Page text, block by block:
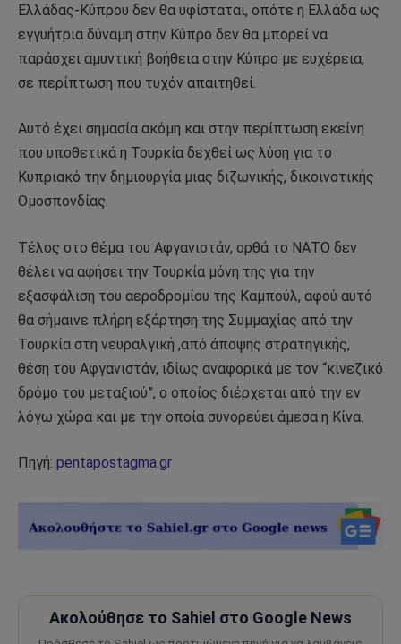
Ελλάδας-Κύπρου δεν θα υφίσταται, οπότε η Ελλάδα ως
εγγυήτρια δύναμη στην Κύπρο δεν θα μπορεί να
παράσχει αμυντική βοήθεια στην Κύπρο με ευχέρεια,
σε περίπτωση που τυχόν απαιτηθεί.
Αυτό έχει σημασία ακόμη και στην περίπτωση εκείνη
που υποθετικά η Τουρκία δεχθεί ως λύση για το
Κυπριακό την δημιουργία μιας διζωνικής, δικοινοτικής
Ομοσπονδίας.
Τέλος στο θέμα του Αφγανιστάν, ορθά το ΝΑΤΟ δεν
θέλει να αφήσει την Τουρκία μόνη της για την
εξασφάλιση του αεροδρομίου της Καμπούλ, αφού αυτό
θα σήμαινε πλήρη εξάρτηση της Συμμαχίας από την
Τουρκία στη νευραλγική ,από άποψης στρατηγικής,
θέση του Αφγανιστάν, ιδίως αναφορικά με τον “κινεζικό
δρόμο του μεταξιού”, ο οποίος διέρχεται από την εν
λόγω χώρα και με την οποία συνορεύει άμεσα η Κίνα.
Πηγή: pentapostagma.gr
Ακολούθησε το Sahiel στο Google News